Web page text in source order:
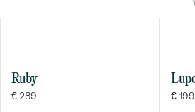
Ruby
€ 289 € 199